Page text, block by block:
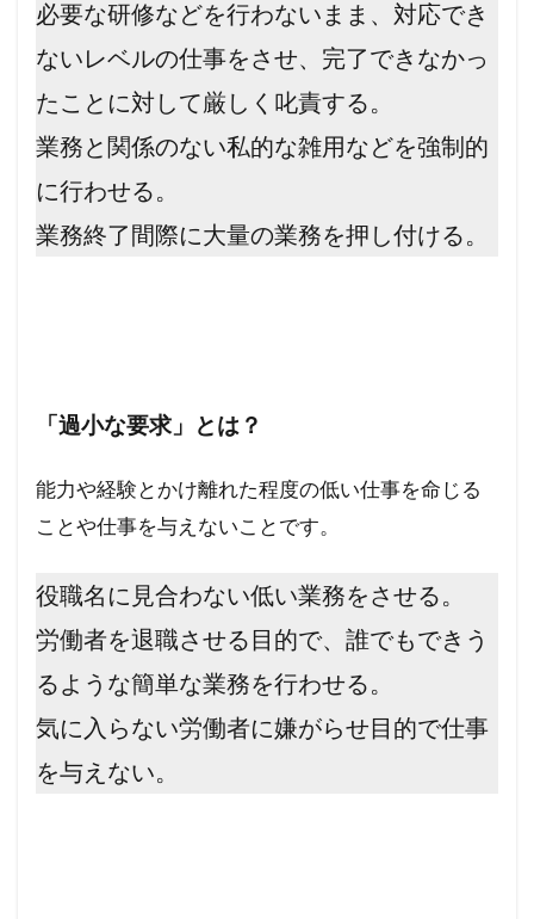
必要な研修などを行わないまま、対応でき
ないレベルの仕事をさせ、完了できなかっ
たことに対して厳しく叱責する。
業務と関係のない私的な雑用などを強制的
に行わせる。
業務終了間際に大量の業務を押し付ける。
「過小な要求」とは？
能力や経験とかけ離れた程度の低い仕事を命じる
ことや仕事を与えないことです。
役職名に見合わない低い業務をさせる。
労働者を退職させる目的で、誰でもできう
るような簡単な業務を行わせる。
気に入らない労働者に嫌がらせ目的で仕事
を与えない。